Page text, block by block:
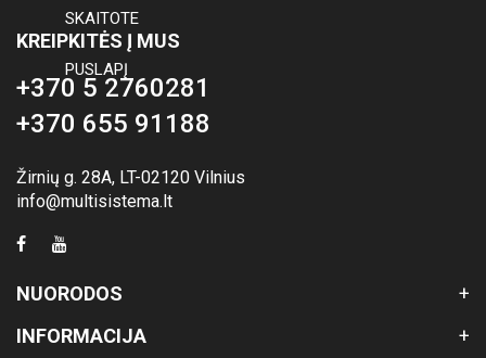
SKAITOTE
PUSLAPĮ
KREIPKITĖS Į MUS
+370 5 2760281
+370 655 91188
Žirnių g. 28A, LT-02120 Vilnius
info@multisistema.lt
NUORODOS
INFORMACIJA